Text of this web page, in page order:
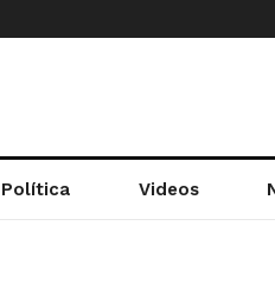
Política Videos